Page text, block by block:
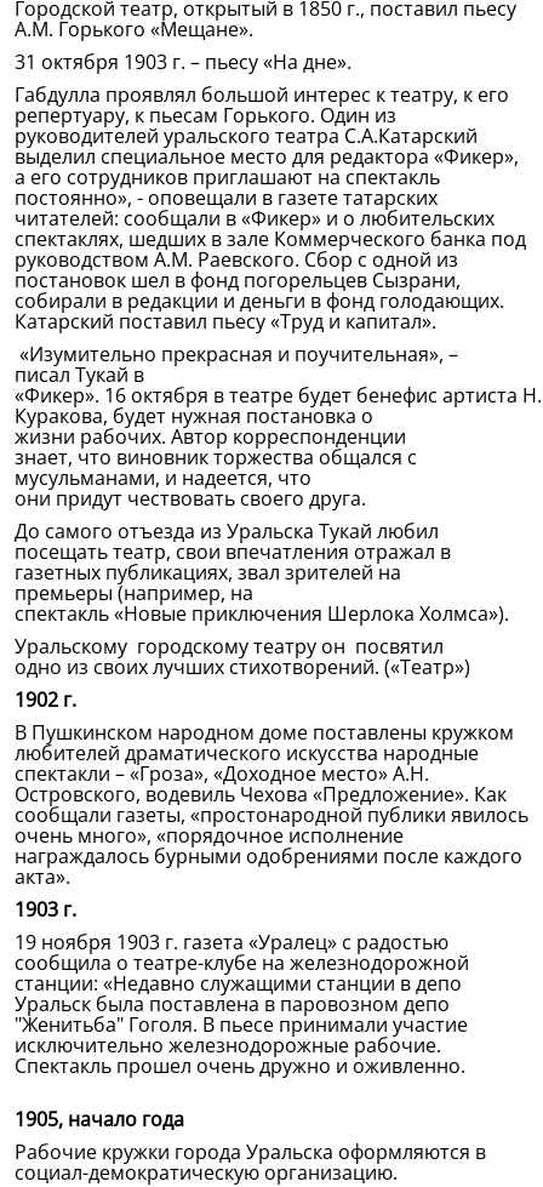
Городской театр, открытый в 1850 г., поставил пьесу
А.М. Горького «Мещане».
31 октября 1903 г. – пьесу «На дне».
Габдулла проявлял большой интерес к театру, к его
репертуару, к пьесам Горького. Один из
руководителей уральского театра С.А.Катарский
выделил специальное место для редактора «Фикер»,
а его сотрудников приглашают на спектакль
постоянно», - оповещали в газете татарских
читателей: сообщали в «Фикер» и о любительских
спектаклях, шедших в зале Коммерческого банка под
руководством А.М. Раевского. Сбор с одной из
постановок шел в фонд погорельцев Сызрани,
собирали в редакции и деньги в фонд голодающих.
Катарский поставил пьесу «Труд и капитал».
«Изумительно прекрасная и поучительная», –
писал Тукай в
«Фикер». 16 октября в театре будет бенефис артиста
Куракова, будет нужная постановка о
жизни рабочих. Автор корреспонденции
знает, что виновник торжества общался с
мусульманами, и надеется, что
они придут чествовать своего друга.
До самого отъезда из Уральска Тукай любил
посещать театр, свои впечатления отражал в
газетных публикациях, звал зрителей на
премьеры (например, на
спектакль «Новые приключения Шерлока Холмса»).
Уральскому городскому театру он посвятил
одно из своих лучших стихотворений. («Театр»)
1902 г.
В Пушкинском народном доме поставлены кружком
любителей драматического искусства народные
спектакли – «Гроза», «Доходное место» А.Н.
Островского, водевиль Чехова «Предложение». Как
сообщали газеты, «простонародной публики явилось
очень много», «порядочное исполнение
награждалось бурными одобрениями после каждого
акта».
1903 г.
19 ноября 1903 г. газета «Уралец» с радостью
сообщила о театре-клубе на железнодорожной
станции: «Недавно служащими станции в депо
Уральск была поставлена в паровозном депо
"Женитьба" Гоголя. В пьесе принимали участие
исключительно железнодорожные рабочие.
Спектакль прошел очень дружно и оживленно.
1905, начало года
Рабочие кружки города Уральска оформляются в
социал-демократическую организацию.